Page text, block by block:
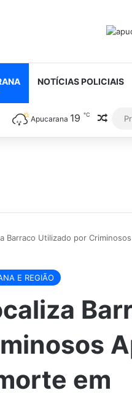
NOTÍCIAS POLICIAIS
Apucarana 19 ℃
Barraco Utilizado por
E REGIÃO
em